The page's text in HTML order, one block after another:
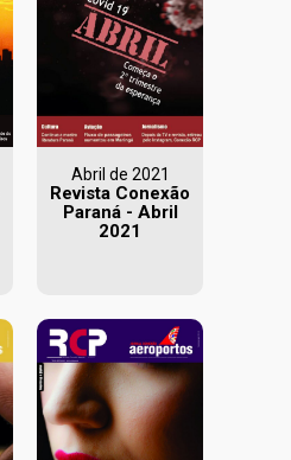
Abril de 2021
Revista Conexão
Paraná - Abril
2021